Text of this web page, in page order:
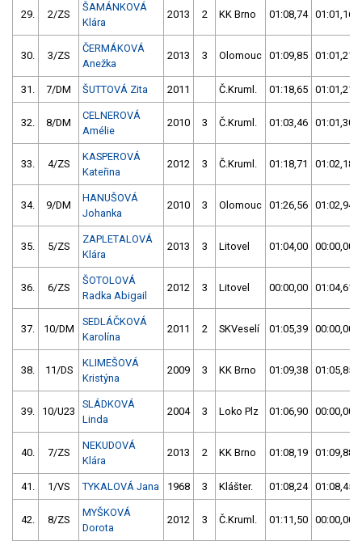
29. 2/ZS
ŠAMÁNKOVÁ
Klára
2013 2 KK Brno 01:08,74 01:01,16
30. 3/ZS
ČERMÁKOVÁ
Anežka
2013 3 Olomouc 01:09,85 01:01,21
31. 7/DM ŠUTTOVÁ Zita 2011 Č.Kruml. 01:18,65 01:01,21
32. 8/DM
CELNEROVÁ
Amélie
2010 3 Č.Kruml. 01:03,46 01:01,30
33. 4/ZS
KASPEROVÁ
Kateřina
2012 3 Č.Kruml. 01:18,71 01:02,18
34. 9/DM
HANUŠOVÁ
Johanka
2010 3 Olomouc 01:26,56 01:02,94
35. 5/ZS
ZAPLETALOVÁ
Klára
2013 3 Litovel 01:04,00 00:00,00
36. 6/ZS
ŠOTOLOVÁ
Radka Abigail
2012 3 Litovel 00:00,00 01:04,61
37. 10/DM
SEDLÁČKOVÁ
Karolína
2011 2 SKVeselí 01:05,39 00:00,00
38. 11/DS
KLIMEŠOVÁ
Kristýna
2009 3 KK Brno 01:09,38 01:05,85
39. 10/U23
SLÁDKOVÁ
Linda
2004 3 Loko Plz 01:06,90 00:00,00
40. 7/ZS
NEKUDOVÁ
Klára
2013 2 KK Brno 01:08,19 01:09,88
41. 1/VS TYKALOVÁ Jana 1968 3 Klášter. 01:08,24 01:08,45
42. 8/ZS
MYŠKOVÁ
Dorota
2012 3 Č.Kruml. 01:11,50 00:00,00